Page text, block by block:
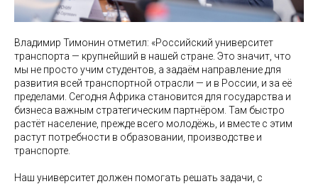
Владимир Тимонин отметил: «Российский университет
транспорта — крупнейший в нашей стране. Это значит, что
мы не просто учим студентов, а задаём направление для
развития всей транспортной отрасли — и в России, и за её
пределами. Сегодня Африка становится для государства и
бизнеса важным стратегическим партнёром. Там быстро
растёт население, прежде всего молодёжь, и вместе с этим
растут потребности в образовании, производстве и
транспорте.
Наш университет должен помогать решать задачи, с